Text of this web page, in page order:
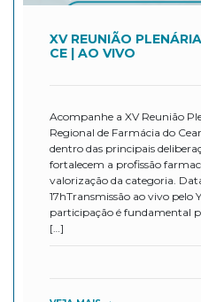
XV REUNIÃO
CE | AO VIVO
Acompanhe a XV Reunião
Regional de Farmácia do
dentro das principais
fortalecem a profissão
valorização da categoria.
17hTransmissão ao vivo pelo
participação é fundamental
[…]